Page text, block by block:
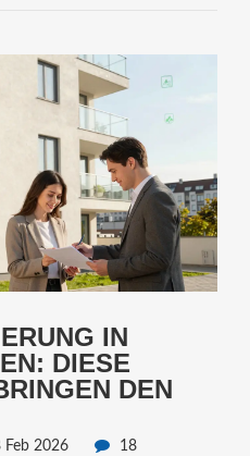
IN
DIESE
DEN H
Feb 2026
18